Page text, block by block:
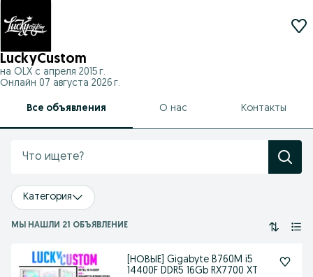
LuckyCustom
на OLX с апреля 2015 г.
Онлайн 07 августа 2026 г.
Все объявления О нас Контакты
Категория
МЫ НАШЛИ 21 ОБЪЯВЛЕНИЕ
[НОВЫЕ] Gigabyte B760M i5
14400F DDR5 16Gb RX7700 XT